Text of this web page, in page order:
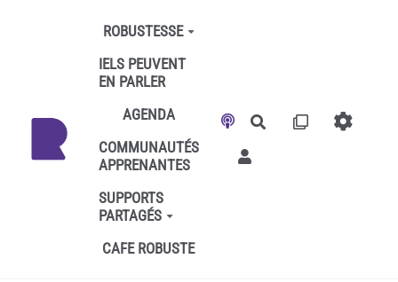
Aller au contenu principal
ROBUSTESSE
IELS PEUVENT
EN PARLER
AGENDA
COMMUNAUTÉS
APPRENANTES
SUPPORTS
PARTAGÉS
CAFE ROBUSTE
Rechercher